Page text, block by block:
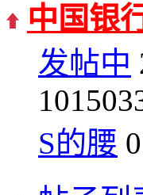
中国银
发帖中
10
S的腰